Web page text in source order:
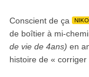
Conscient de ça
de boîtier à mi-
de vie de 4ans) en
histoire de « corriger